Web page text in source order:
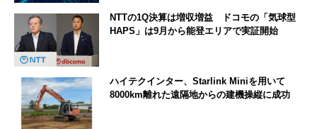
NTTの1Q決算は増収増益 ドコモの「気球型
HAPS」は9月から能登エリアで実証開始
ハイテクインター、Starlink Miniを用いて
8000km離れた遠隔地からの建機操縦に成功